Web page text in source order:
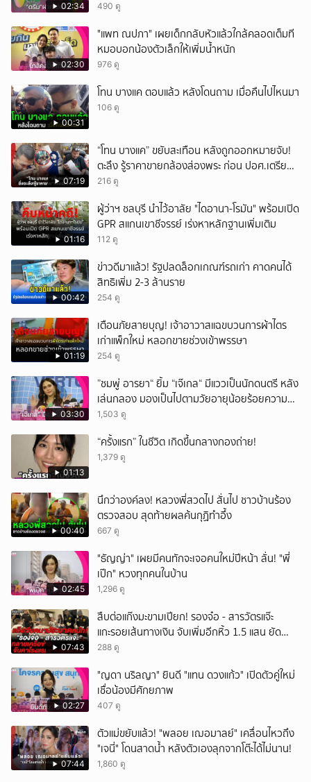
02:34 490 ดู
02:30
"แพท ณปภา" เผยเด็กกลับหัวแล้วใกล้คลอดเต็มที
หมอบอกน้องตัวเล็กให้เพิ่มน้ำหนัก
976 ดู
00:31
โทน บางแค ตอบแล้ว หลังโดนถาม เมื่อคืนไปไหนมา
106 ดู
07:19
“โทน บางแค” ขยับสะเทือน หลังถูกออกหมายจับ!
ตะลึง รู้ราคาขายกล้องส่องพระ ก่อน ปอศ.เตรียม
บุกรวบ?
216 ดู
01:16
ผู้ว่าฯ ชลบุรี นำไว้อาลัย "ไดอานา-โรมัน" พร้อมเปิด
GPR สแกนเขาชีจรรย์ เร่งหาหลักฐานเพิ่มเติม
112 ดู
00:42
ข่าวดีมาแล้ว! รัฐปลดล็อกเกณฑ์รถเก่า คาดคนได้
สิทธิเพิ่ม 2-3 ล้านราย
254 ดู
01:19
เตือนภัยสายบุญ! เจ้าอาวาสแฉขบวนการผ้าไตร
เก่าแพ็กใหม่ หลอกขายช่วงเข้าพรรษา
254 ดู
03:30
”ชมพู่ อารยา“ ยิ้ม “เจ๊เกล“ มีแววเป็นนักดนตรี หลัง
เล่นกลอง มองเป็นไปตามวัยอายุน้อยร้อยความ
สามารถ
1,503 ดู
01:13
“ครั้งแรก” ในชีวิต เกิดขึ้นกลางกองถ่าย!
1,379 ดู
00:40
นึกว่าองค์ลง! หลวงพี่สวดไป สั่นไป ชาวบ้านร้อง
ตรวจสอบ สุดท้ายผลค้นกุฏิทำอึ้ง
667 ดู
02:45
"ธัญญ่า" เผยมีคนทักจะเจอคนใหม่ปีหน้า ลั่น! "พี่
เป๊ก" หวงทุกคนในบ้าน
1,296 ดู
07:43
สืบต่อแก๊งมะขามเปียก! รองจ๋อ - สารวัตรแจ๊ะ
แกะรอยเส้นทางเงิน จับเพิ่มอีกหิ้ว 1.5 แสน ยัด
สินบน
288 ดู
02:27
"ญดา นริลญา" ยินดี "แทน ดวงแก้ว" เปิดตัวคู่ใหม่
เชื่อน้องมีศักยภาพ
407 ดู
07:44
ตัวแม่ขยับแล้ว! "พลอย เฌอมาลย์" เคลื่อนไหวถึง
"เจนี่" โดนสาดน้ำ หลังตัวเองลุกจากโต๊ะได้ไม่นาน!
1,860 ดู